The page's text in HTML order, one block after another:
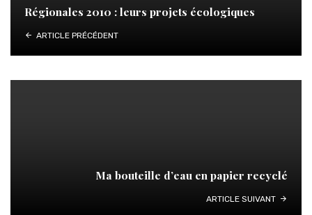
Régionales 2010 : leurs projets écologiques
ARTICLE PRÉCÉDENT
Ma bouteille d’eau en papier recyclé
ARTICLE SUIVANT